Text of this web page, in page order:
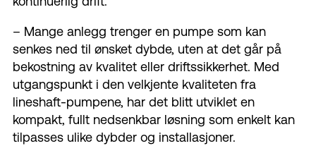
– Mange anlegg trenger en pumpe som kan
senkes ned til ønsket dybde, uten at det går på
bekostning av kvalitet eller driftssikkerhet. Med
utgangspunkt i den velkjente kvaliteten fra
lineshaft-pumpene, har det blitt utviklet en
kompakt, fullt nedsenkbar løsning som enkelt kan
tilpasses ulike dybder og installasjoner.